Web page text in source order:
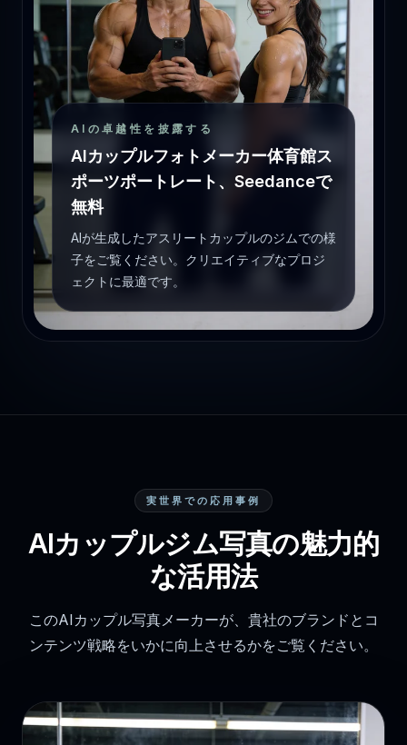
AIの卓越性を披露する
AIカップルフォトメーカー体育館ス
ポーツポートレート、Seedanceで
無料
AIが生成したアスリートカップルのジムでの様
子をご覧ください。クリエイティブなプロジ
ェクトに最適です。
実世界での応用事例
AIカップルジム写真の魅力的
な活用法
このAIカップル写真メーカーが、貴社のブランドとコ
ンテンツ戦略をいかに向上させるかをご覧ください。